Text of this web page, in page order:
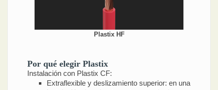
Plastix HF
Por qué elegir Plastix
Instalación con Plastix CF:
Extraflexible y deslizamiento superior: en una